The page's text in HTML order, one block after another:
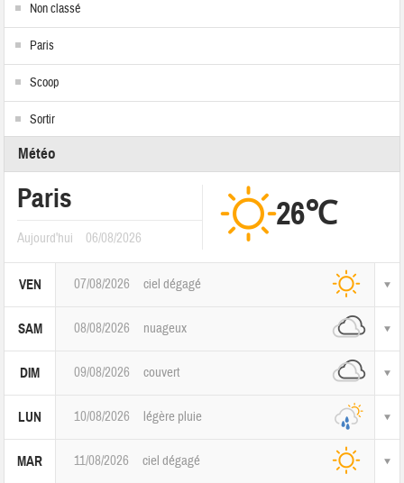
Non classé
Paris
Scoop
Sortir
Météo
Paris
Aujourd'hui 06/08/2026
26℃
VEN 07/08/2026 ciel dégagé
SAM 08/08/2026 nuageux
DIM 09/08/2026 couvert
LUN 10/08/2026 légère pluie
MAR 11/08/2026 ciel dégagé